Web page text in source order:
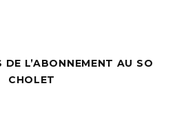
DE L’ABONNEMENT AU SO
CHOLET